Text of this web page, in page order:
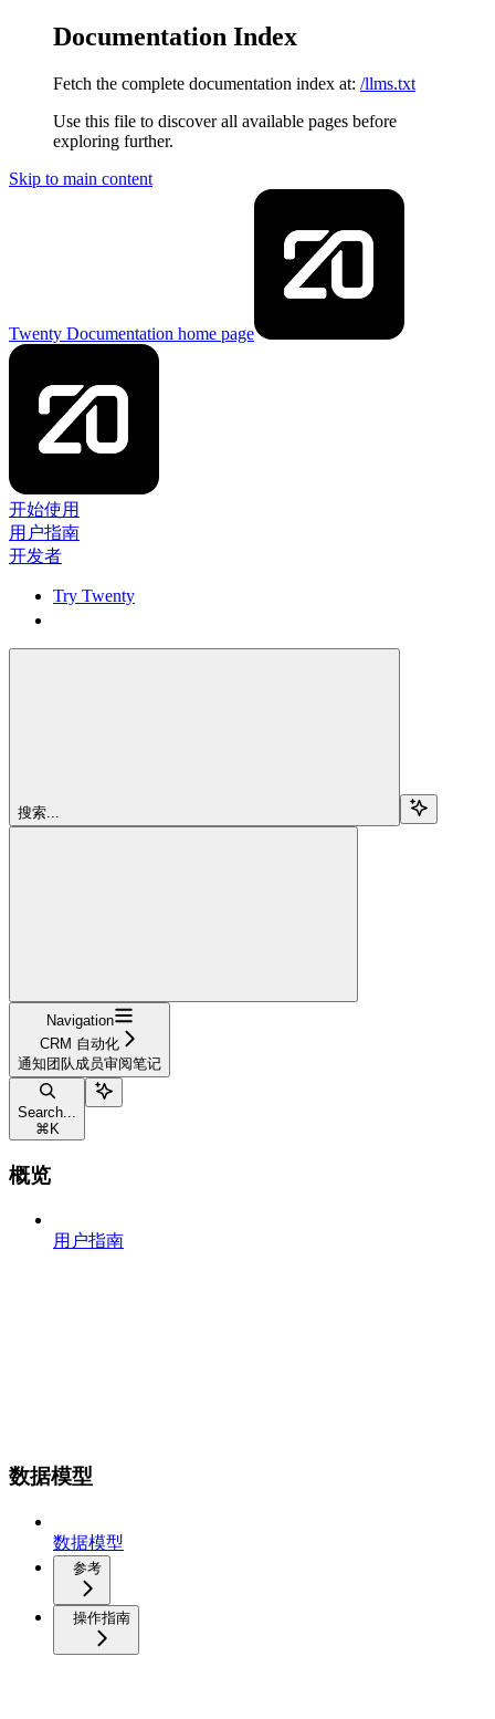
Documentation Index
Fetch the complete documentation index at: /llms.txt
Use this file to discover all available pages before
exploring further.
Skip to main content
Twenty Documentation home page
开始使用
用户指南
开发者
Try Twenty
搜索...
Navigation
CRM 自动化
通知团队成员审阅笔记
Search...
⌘ K
概览
用户指南
数据模型
数据模型
参考
操作指南